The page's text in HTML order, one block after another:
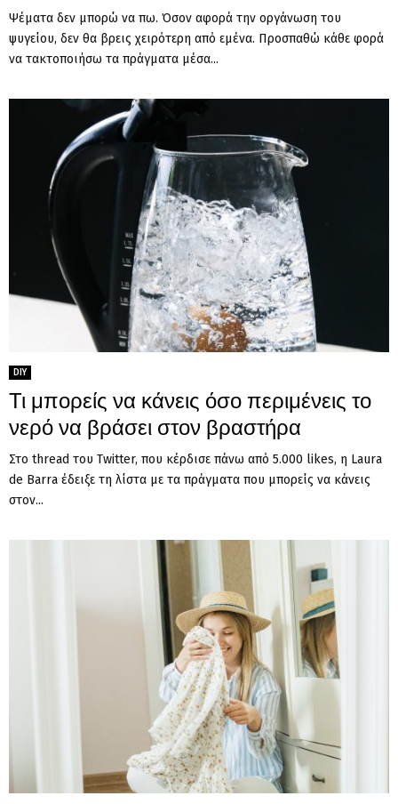
Ψέματα δεν μπορώ να πω. Όσον αφορά την οργάνωση του
ψυγείου, δεν θα βρεις χειρότερη από εμένα. Προσπαθώ κάθε φορά
να τακτοποιήσω τα πράγματα μέσα...
DIY
Τι μπορείς να κάνεις όσο περιμένεις το
νερό να βράσει στον βραστήρα
Στο thread του Twitter, που κέρδισε πάνω από 5.000 likes, η Laura
de Barra έδειξε τη λίστα με τα πράγματα που μπορείς να κάνεις
στον...